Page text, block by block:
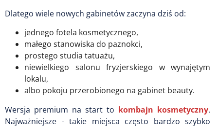
Dlatego wiele nowych gabinetów zaczyna dziś od:
jednego fotela kosmetycznego,
małego stanowiska do paznokci,
prostego studia tatuażu,
niewielkiego salonu fryzjerskiego w wynajętym
lokalu,
albo pokoju przerobionego na gabinet beauty.
Wersja premium na start to kombajn kosmetyczny.
Najważniejsze - takie miejsca często bardzo szybko